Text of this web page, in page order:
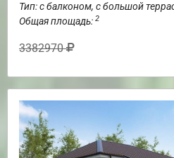
Тип: с балконом, с большой
Общая площадь: 2
3382970